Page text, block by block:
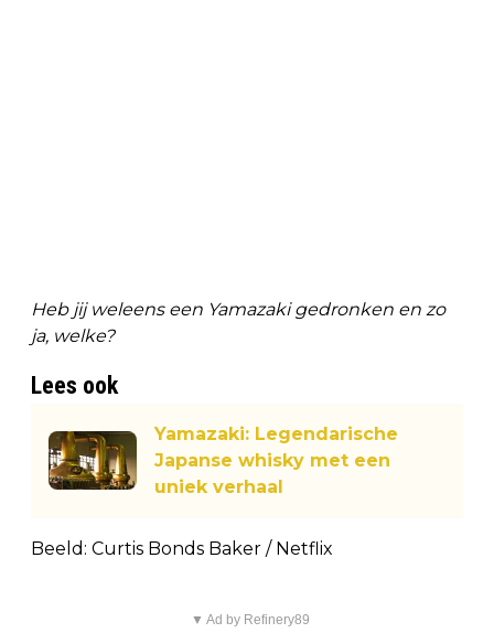
Heb jij weleens een Yamazaki gedronken en zo
ja, welke?
Lees ook
Yamazaki: Legendarische
Japanse whisky met een
uniek verhaal
Beeld: Curtis Bonds Baker / Netflix
▼ Ad by Refinery89